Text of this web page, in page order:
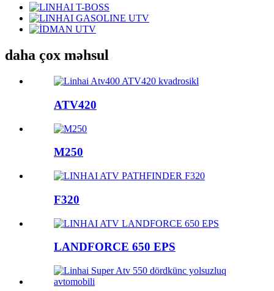
daha çox məhsul
ATV420
M250
F320
LANDFORCE 650 EPS